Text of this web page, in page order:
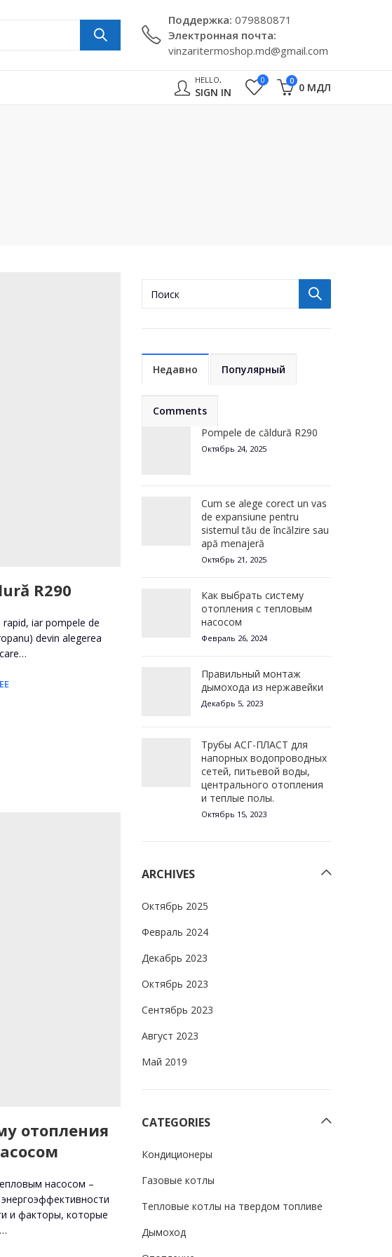
Поддержкa: 079880871
Электронная почта:
vinzaritermoshop.md@gmail.com
HELLO,
SIGN IN
0 0 0 МДЛ
R290
iar pompele de
devin alegerea
отопления
насосом –
и факторы, которые
Недавно Популярный
Comments
Pompele de căldură R290
Октябрь 24, 2025
Cum se alege corect un vas
de expansiune pentru
sistemul tău de încălzire sau
apă menajeră
Октябрь 21, 2025
Как выбрать систему
отопления с тепловым
насосом
Февраль 26, 2024
Правильный монтаж
дымохода из нержавейки
Декабрь 5, 2023
Трубы АСГ-ПЛАСТ для
напорных водопроводных
сетей, питьевой воды,
центрального отопления
и теплые полы.
Октябрь 15, 2023
ARCHIVES
Октябрь 2025
Февраль 2024
Декабрь 2023
Октябрь 2023
Сентябрь 2023
Август 2023
Май 2019
CATEGORIES
Кондиционеры
Газовые котлы
Тепловые котлы на твердом топливе
Дымоход